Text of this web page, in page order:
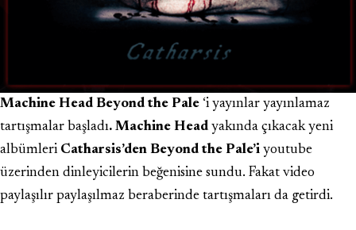
Machine Head Beyond the Pale ‘i yayınlar yayınlamaz
tartışmalar başladı. Machine Head yakında çıkacak yeni
albümleri Catharsis’den Beyond the Pale’i youtube
üzerinden dinleyicilerin beğenisine sundu. Fakat video
paylaşılır paylaşılmaz beraberinde tartışmaları da getirdi.